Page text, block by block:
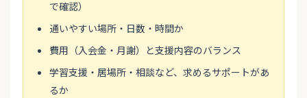
で確認）
通いやすい場所・日数・時間か
費用（入会金・月謝）と支援内容のバランス
学習支援・居場所・相談など、求めるサポートがあ
るか